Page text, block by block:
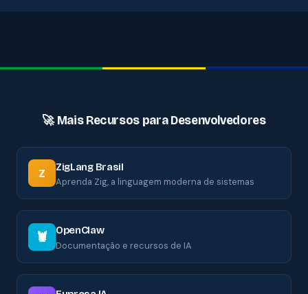
🚀 Mais Recursos para Desenvolvedores
Z ZigLang Brasil
Aprenda Zig, a linguagem moderna de sistemas
🦞 OpenClaw
Documentação e recursos de IA